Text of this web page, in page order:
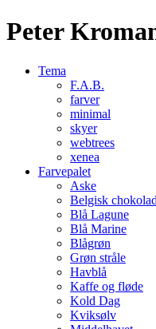
Peter
Tema
F.A.B.
farver
minimal
skyer
webtrees
xenea
Farvepalet
Aske
Belgisk
Blå Lagune
Blå Marine
Blågrøn
Grøn stråle
Havblå
Kaffe og fløde
Kold Dag
Kviksølv